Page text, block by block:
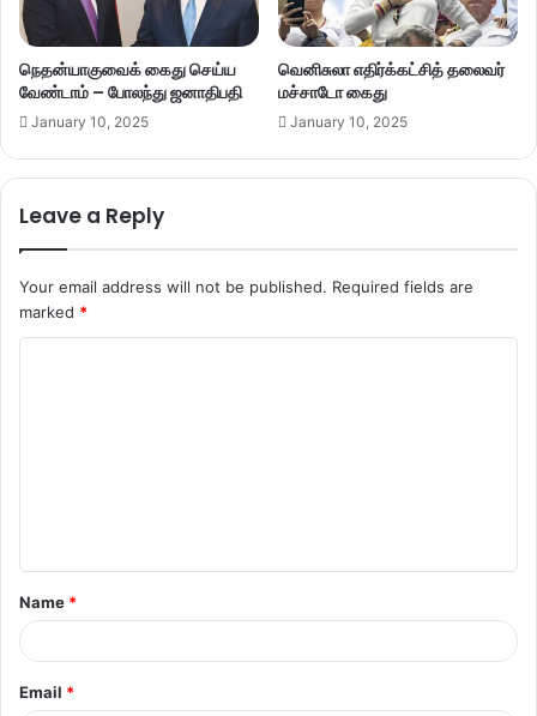
நெதன்யாகுவைக் கைது செய்ய
வேண்டாம் – போலந்து ஜனாதிபதி
January 10, 2025
வெனிசுலா எதிர்க்கட்சித் தலைவர்
மச்சாடோ கைது
January 10, 2025
Leave a Reply
Your email address will not be published. Required fields are
marked *
t
*
Name *
Email *